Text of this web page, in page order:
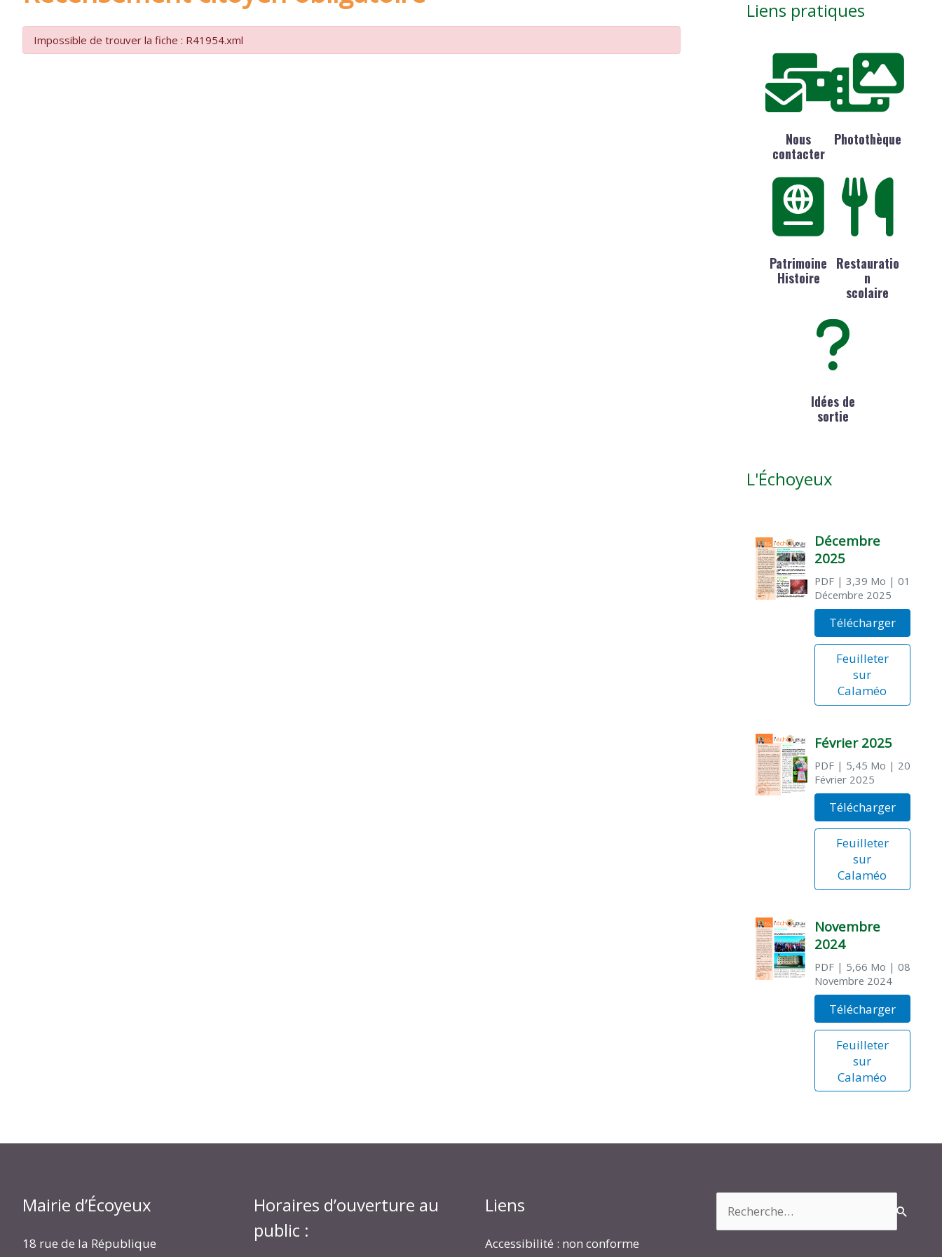
Impossible de trouver la fiche : R41954.xml
Liens pratiques
Nous
contacter
Photothèque
Patrimoine
Histoire
Restauratio
n
scolaire
Idées de
sortie
L'Échoyeux
Décembre
2025
PDF| 3,39 Mo | 01
Décembre 2025
Télécharger
Feuilleter
sur
Calaméo
Février 2025
PDF| 5,45 Mo | 20
Février 2025
Télécharger
Feuilleter
sur
Calaméo
Novembre
2024
PDF| 5,66 Mo | 08
Novembre 2024
Télécharger
Feuilleter
sur
Calaméo
Mairie d’Écoyeux
18 rue de la République
Horaires d’ouverture au
public :
Liens
Accessibilité : non conforme